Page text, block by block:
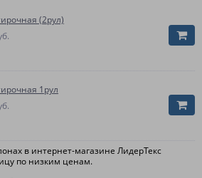
(2рул)
1рул
в интернет-магазине ЛидерТекс
по низким ценам.